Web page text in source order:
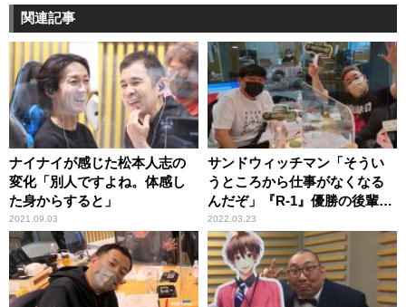
関連記事
ナイナイが感じた松本人志の
変化「別人ですよね。体感し
た身からすると」
2021.09.03
サンドウィッチマン「そうい
うところから仕事がなくなる
んだぞ」『R-1』優勝の後輩・
お見送り芸人しんいちに厳し
いアドバイス
2022.03.23